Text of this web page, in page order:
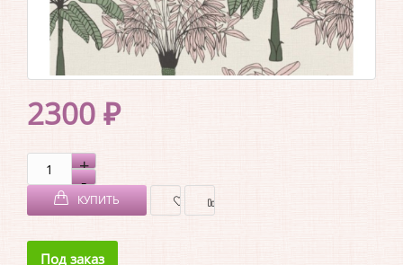
2300 ₽
КУПИТЬ
Под заказ